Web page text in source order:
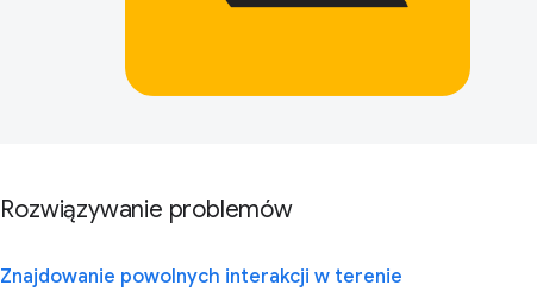
Rozwiązywanie problemów
Znajdowanie powolnych interakcji w terenie